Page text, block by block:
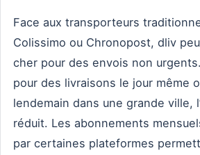
Face aux transporteurs
Colissimo ou Chronopost, dliv
cher pour des envois non
pour des livraisons le jour même
lendemain dans une grande ville,
réduit. Les abonnements
par certaines plateformes